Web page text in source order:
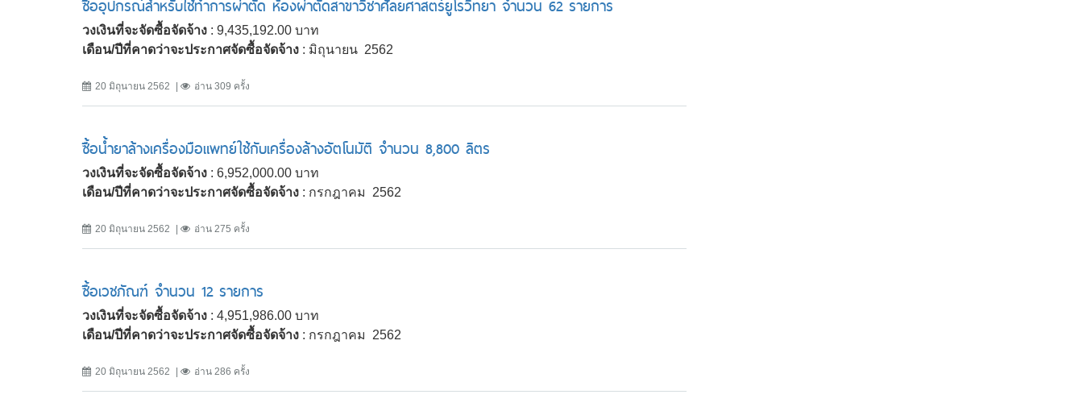
ซื้ออุปกรณ์สำหรับใช้ทำการผ่าตัด ห้องผ่าตัดสาขาวิชาศัลยศาสตร์ยูโรวิทยา จำนวน 62 รายการ
วงเงินที่จะจัดซื้อจัดจ้าง : 9,435,192.00 บาท
เดือน/ปีที่คาดว่าจะประกาศจัดซื้อจัดจ้าง : มิถุนายน 2562
20 มิถุนายน 2562 อ่าน 309 ครั้ง
ซื้อน้ำยาล้างเครื่องมือแพทย์ใช้กับเครื่องล้างอัตโนมัติ จำนวน 8,800 ลิตร
วงเงินที่จะจัดซื้อจัดจ้าง : 6,952,000.00 บาท
เดือน/ปีที่คาดว่าจะประกาศจัดซื้อจัดจ้าง : กรกฎาคม 2562
20 มิถุนายน 2562 อ่าน 275 ครั้ง
ซื้อเวชภัณฑ์ จำนวน 12 รายการ
วงเงินที่จะจัดซื้อจัดจ้าง : 4,951,986.00 บาท
เดือน/ปีที่คาดว่าจะประกาศจัดซื้อจัดจ้าง : กรกฎาคม 2562
20 มิถุนายน 2562 อ่าน 286 ครั้ง